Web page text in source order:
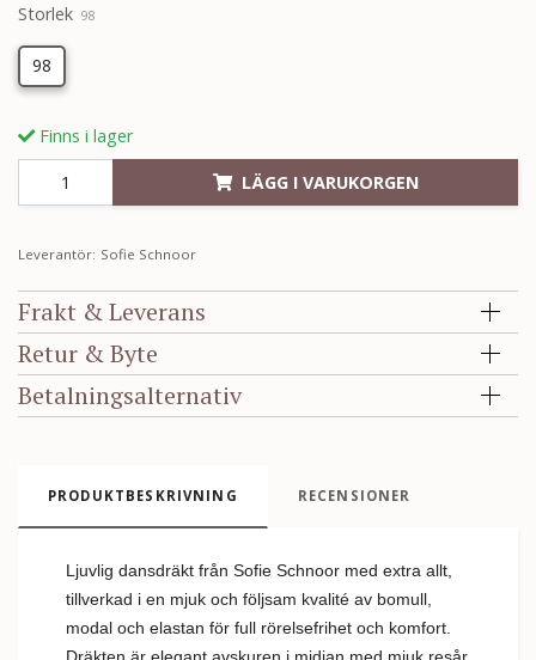
Storlek 98
98
Finns i lager
LÄGG I VARUKORGEN
Leverantör: Sofie Schnoor
Frakt & Leverans
Retur & Byte
Betalningsalternativ
PRODUKTBESKRIVNING RECENSIONER
Ljuvlig dansdräkt från Sofie Schnoor med extra allt,
tillverkad i en mjuk och följsam kvalité av bomull,
modal och elastan för full rörelsefrihet och komfort.
Dräkten är elegant avskuren i midjan med mjuk resår